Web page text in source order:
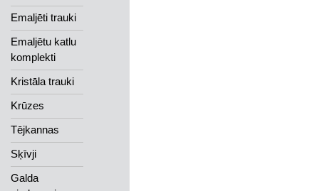
Emaljēti trauki
Emaljētu katlu
komplekti
Kristāla trauki
Krūzes
Tējkannas
Sķīvji
Galda